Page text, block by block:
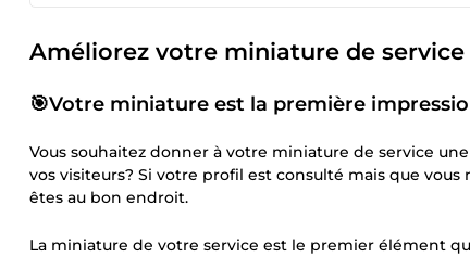
Améliorez votre miniature de
🎯Votre miniature est la première
Vous souhaitez donner à votre miniature de service
vos visiteurs? Si votre profil est consulté mais que
êtes au bon endroit.
La miniature de votre service est le premier élément